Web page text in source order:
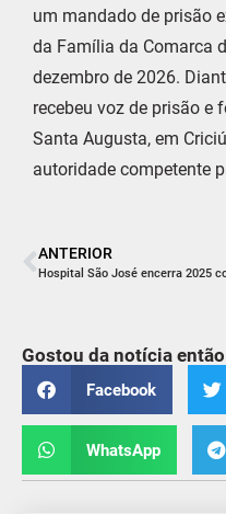
um mandado de prisão
da Família da Comarca
dezembro de 2026.
recebeu voz de prisão e
Santa Augusta, em
autoridade competente
ANTERIOR
Gostou da notícia
Facebook
WhatsApp